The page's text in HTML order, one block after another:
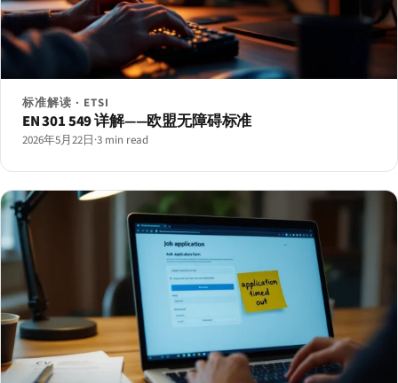
标准解读 · ETSI
EN 301 549 详解——欧盟无障碍标准
2026年5月22日·3 min read